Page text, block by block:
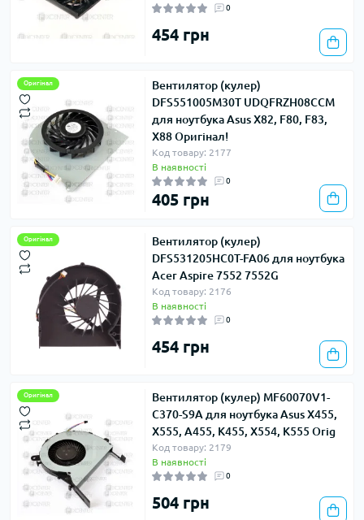
0
454 грн
Оригінал
Вентилятор (кулер)
DFS551005M30T UDQFRZH08CCM
для ноутбука Asus X82, F80, F83,
X88 Оригінал!
Код товару: 2177
В наявності
0
405 грн
Оригінал
Вентилятор (кулер)
DFS531205HC0T-FA06 для ноутбука
Acer Aspire 7552 7552G
Код товару: 2176
В наявності
0
454 грн
Оригінал
Вентилятор (кулер) MF60070V1-
C370-S9A для ноутбука Asus X455,
X555, A455, K455, X554, K555 Orig
Код товару: 2179
В наявності
0
504 грн